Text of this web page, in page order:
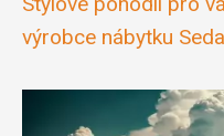
výrobce nábytku